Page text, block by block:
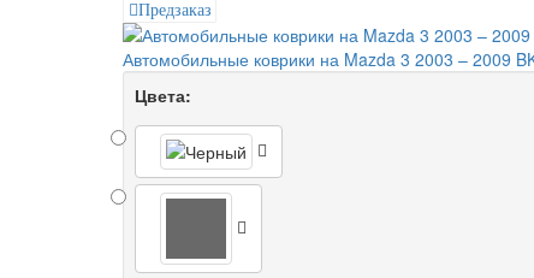
Предзаказ
Автомобильные коврики на Mazda 3 2003 – 2009
Цвета: